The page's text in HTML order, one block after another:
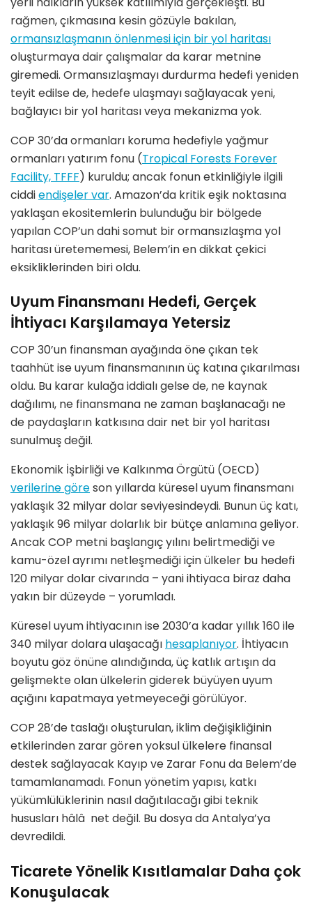
rağmen,çıkmasına kesin gözüyle bakılan,
ormansızlaşmanınönlenmesi için bir yol haritası
oluşturmaya dair çalışmalar da karar metnine
giremedi. Ormansızlaşmayı durdurma hedefi yeniden
teyit edilse de, hedefe ulaşmayı sağlayacak yeni,
bağlayıcı bir yol haritası veya mekanizma yok.
COP 30’da ormanları koruma hedefiyle yağmur
ormanları yatırım fonu (Tropical Forests Forever
Facility, TFFF) kuruldu; ancak fonun etkinliğiyle ilgili
ciddiendişeler var. Amazon’da kritik eşik noktasına
yaklaşan ekositemlerin bulunduğu bir bölgede
yapılan COP’un dahi somut bir ormansızlaşma yol
haritası üretememesi, Belem’in en dikkat çekici
eksikliklerinden biri oldu.
Uyum Finansmanı Hedefi, Gerçek
İhtiyacı Karşılamaya Yetersiz
COP 30’un finansman ayağındaöne çıkan tek
taahhüt ise uyum finansmanının üç katına çıkarılması
oldu. Bu karar kulağa iddialı gelse de, ne kaynak
dağılımı, ne finansmana ne zaman başlanacağı ne
de paydaşların katkısına dair net bir yol haritası
sunulmuş değil.
Ekonomik İşbirliği ve Kalkınma Örgütü (OECD)
verilerine göreson yıllarda küresel uyum finansmanı
yaklaşık 32 milyar dolar seviyesindeydi. Bunun üç katı,
yaklaşık 96 milyar dolarlık bir bütçe anlamına geliyor.
Ancak COP metni başlangıç yılını belirtmediği ve
kamu-özel ayrımı netleşmediği için ülkeler bu hedefi
120 milyar dolar civarında – yani ihtiyaca biraz daha
yakın bir düzeyde – yorumladı.
Küresel uyum ihtiyacının ise 2030’a kadar yıllık 160 ile
340 milyar dolara ulaşacağı hesaplanıyor. İhtiyacın
boyutu göz önüne alındığında, üç katlık artışın da
gelişmekte olan ülkelerin giderek büyüyen uyum
açığını kapatmaya yetmeyeceği görülüyor.
COP 28’de taslağı oluşturulan, iklim değişikliğinin
etkilerinden zarar gören yoksul ülkelere finansal
destek sağlayacak Kayıp ve Zarar Fonu da Belem’de
tamamlanamadı. Fonun yönetim yapısı, katkı
yükümlülüklerinin nasıl dağıtılacağı gibi teknik
hususları hâlâ net değil. Bu dosya da Antalya’ya
devredildi.
Ticarete Yönelik Kısıtlamalar Daha çok
Konuşulacak